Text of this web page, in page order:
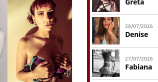
28/07/2026
Denise
27/07/2026
Fabiana